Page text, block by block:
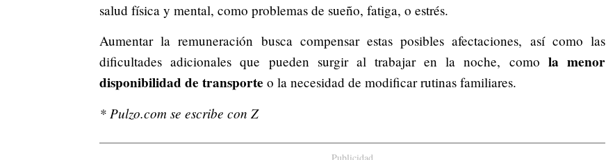
salud física y mental, como problemas de sueño, fatiga, o estrés.
Aumentar la remuneración busca compensar estas posibles afectaciones, así como las
dificultades adicionales que pueden surgir al trabajar en la noche, como la menor
disponibilidad de transporte o la necesidad de modificar rutinas familiares.
* Pulzo.com se escribe con Z
Publicidad